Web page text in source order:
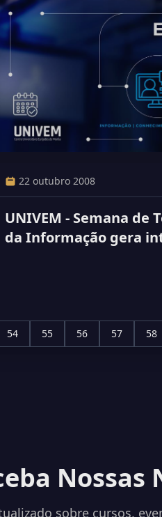
22 outubro 2008
UNIVEM - Semana de
da Informação gera
54 55 56 57 58
Nossas
sobre cursos,